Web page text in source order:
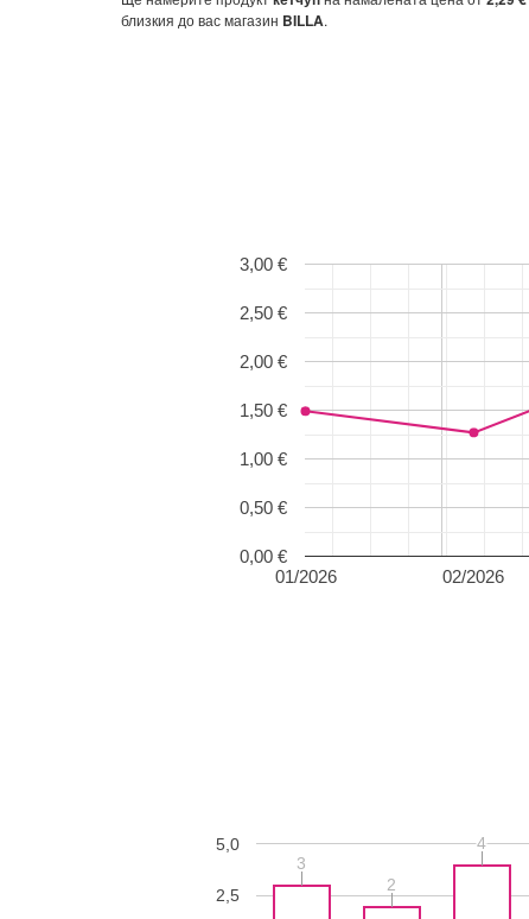
близкия до вас магазин BILLA.
01/2026 02/2026
0,00 €
0,50 €
1,00 €
1,50 €
2,00 €
2,50 €
3,00 €
2,5
5,0
3
3
2
2
4
4